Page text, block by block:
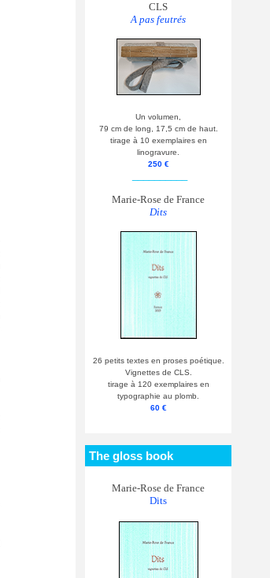
CLS
A pas feutrés
Un volumen,
79 cm de long, 17,5 cm de haut.
tirage à 10 exemplaires en
linogravure.
250 €
Marie-Rose de France
Dits
26 petits textes en proses poétique.
Vignettes de CLS.
tirage à 120 exemplaires en
typographie au plomb.
60 €
The gloss book
Marie-Rose de France
Dits